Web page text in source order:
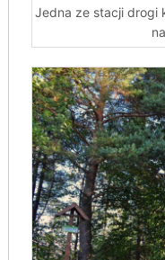
Jedna ze stacji drogi